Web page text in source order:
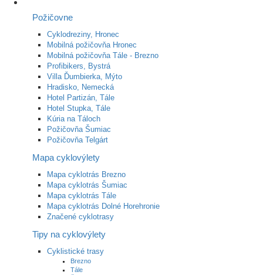
Požičovne
Cyklodreziny, Hronec
Mobilná požičovňa Hronec
Mobilná požičovňa Tále - Brezno
Profibikers, Bystrá
Villa Ďumbierka, Mýto
Hradisko, Nemecká
Hotel Partizán, Tále
Hotel Stupka, Tále
Kúria na Táloch
Požičovňa Šumiac
Požičovňa Telgárt
Mapa cyklovýlety
Mapa cyklotrás Brezno
Mapa cyklotrás Šumiac
Mapa cyklotrás Tále
Mapa cyklotrás Dolné Horehronie
Značené cyklotrasy
Tipy na cyklovýlety
Cyklistické trasy
Brezno
Tále